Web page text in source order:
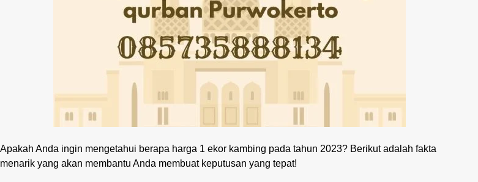
Apakah Anda ingin mengetahui berapa harga 1 ekor kambing pada tahun 2023? Berikut adalah fakta
menarik yang akan membantu Anda membuat keputusan yang tepat!